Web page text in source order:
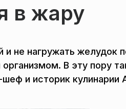
в жару
и не нагружать желудок
В эту пору
и историк кулинарии